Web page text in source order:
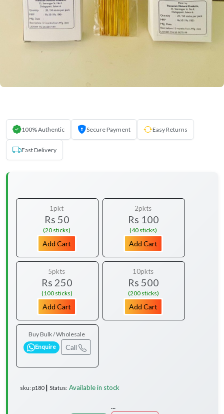
100% Authentic Secure Payment Easy Returns
Fast Delivery
1pkt
Rs 50
(20 sticks)
Add Cart
2pkts
Rs 100
(40 sticks)
Add Cart
5pkts
Rs 250
(100 sticks)
Add Cart
10pkts
Rs 500
(200 sticks)
Add Cart
Buy Bulk / Wholesale
Enquire Call
sku: p180 ┃ Status: Available in stock
...